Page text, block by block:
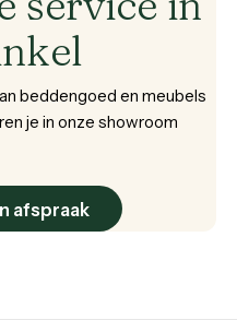
beddengoed en meubels
je in onze showroom
afspraak